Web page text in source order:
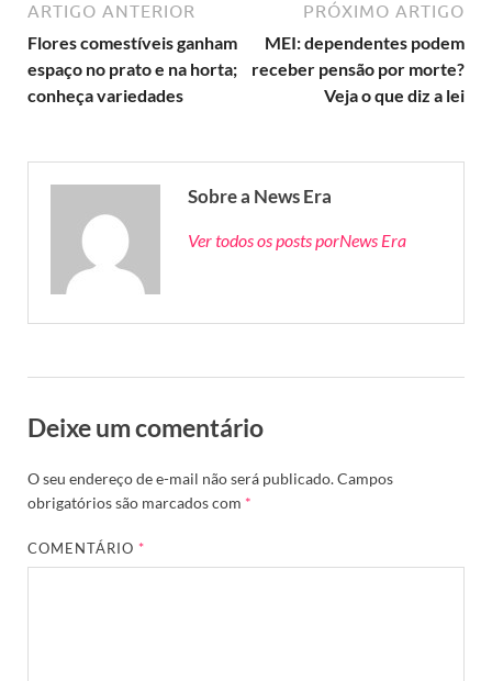
ARTIGO ANTERIOR
Flores comestíveis ganham
espaço no prato e na horta;
conheça variedades
PRÓXIMO ARTIGO
MEI: dependentes podem
receber pensão por morte?
Veja o que diz a lei
Sobre a News Era
Ver todos os posts porNews Era
Deixe um comentário
O seu endereço de e-mail não será publicado.Campos
obrigatórios são marcados com *
COMENTÁRIO*